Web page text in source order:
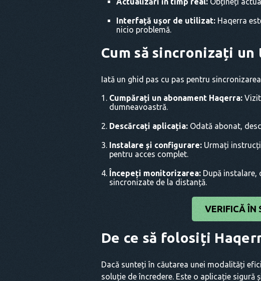
Interfață ușor de utilizat: Haqerra
nicio problemă.
Cum să sincronizați
Iată un ghid pas cu pas pentru
Cumpărați un abonament Haqerra:
dumneavoastră.
Descărcați aplicația: Odată abonat,
Instalare și configurare: Urmați
pentru acces complet.
Începeți monitorizarea: După instalare,
sincronizate de la distanță.
VERIFICĂ ÎN
De ce să folosiți
Dacă sunteți în căutarea unei modalități
soluție de încredere. Este o aplicație